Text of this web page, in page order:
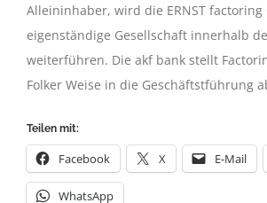
Alleininhaber, wird die ERNST factoring
eigenständige Gesellschaft innerhalb
weiterführen. Die akf bank stellt
Folker Weise in die Geschäftstführung
Teilen mit:
Facebook X E-Mail
WhatsApp